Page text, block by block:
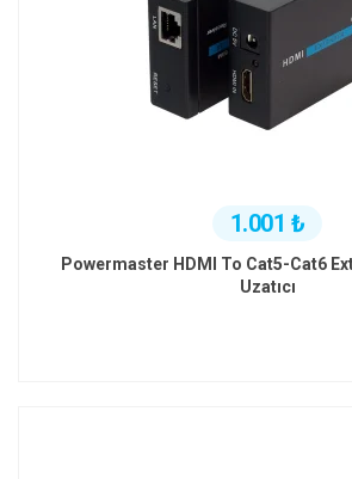
1.001 ₺
Powermaster HDMI To Cat5-Cat6
Uzatıcı